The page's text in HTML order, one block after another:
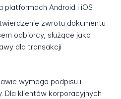
platformach Android i iOS
zwrotu dokumentu
odbiorcy, służące jako
dla transakcji
wymaga podpisu i
Dla klientów korporacyjnych